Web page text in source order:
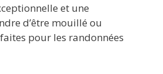
et une
d’être mouillé ou
pour les randonnées